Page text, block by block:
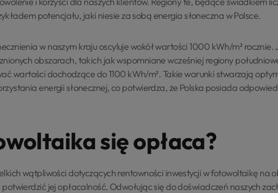
potencjału, jaki niesie za sobą energia słoneczna w Polsce.
w naszym kraju oscyluje wokół wartości 1000 kWh/m² rocznie.
obszarach, takich jak wspomniane wcześniej regiony
wartości dochodzące do 1100 kWh/m². Takie warunki stwarzają
energii słonecznej, co potwierdza, że Polska posiada
się opłaca?
wątpliwości dotyczących rentowności inwestycji w fotowoltaikę na
jej opłacalność. Odwołując się do doświadczeń naszych